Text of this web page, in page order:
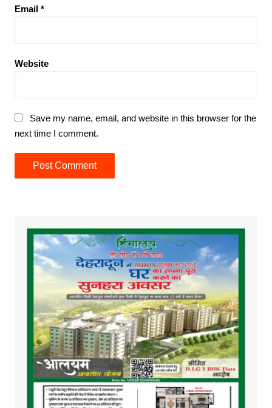
Email *
Website
Save my name, email, and website in this browser for the
next time I comment.